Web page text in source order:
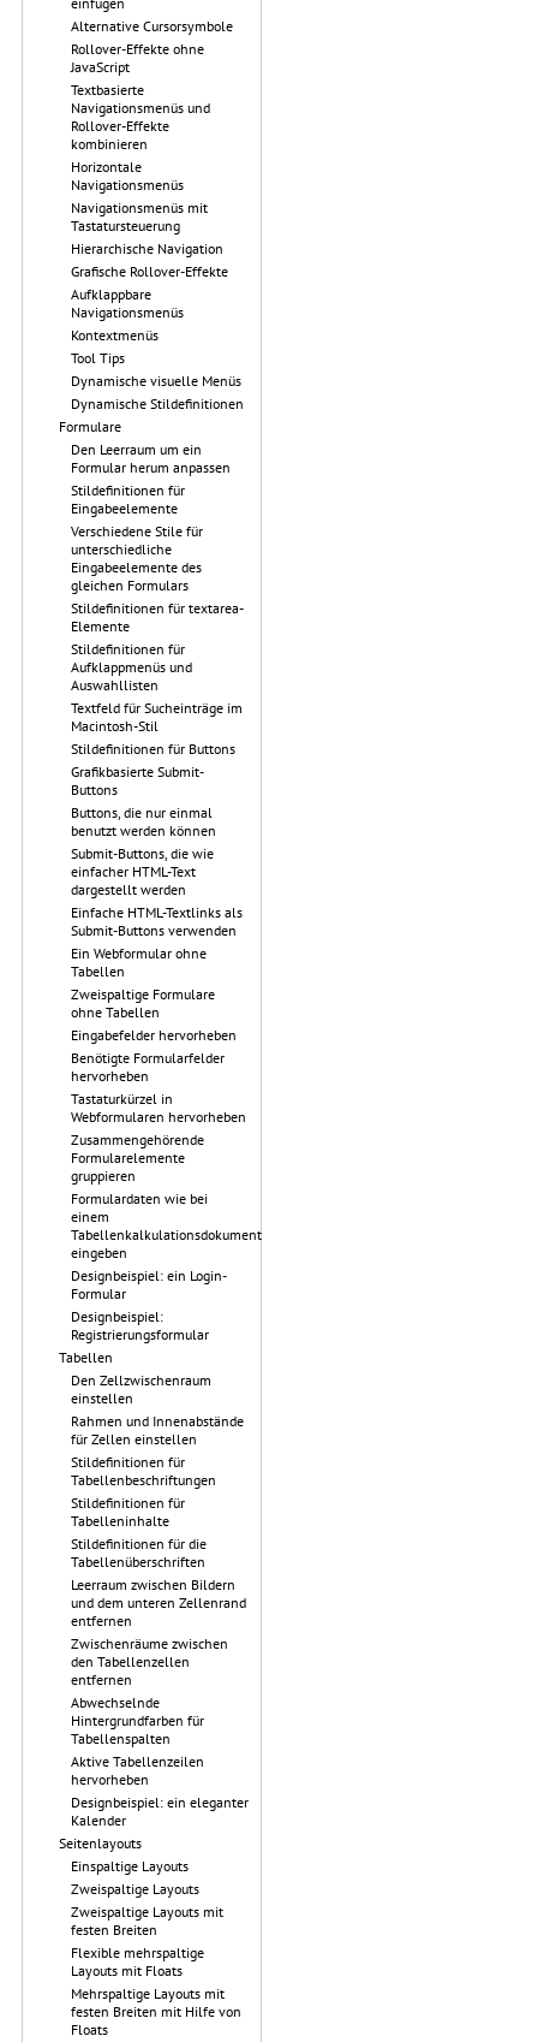
Alternative Cursorsymbole
Rollover-Effekte ohne
JavaScript
Textbasierte
Navigationsmenüs und
Rollover-Effekte
kombinieren
Horizontale
Navigationsmenüs
Navigationsmenüs mit
Tastatursteuerung
Hierarchische Navigation
Grafische Rollover-Effekte
Aufklappbare
Navigationsmenüs
Kontextmenüs
Tool Tips
Dynamische visuelle Menüs
Dynamische Stildefinitionen
Formulare
Den Leerraum um ein
Formular herum anpassen
Stildefinitionen für
Eingabeelemente
Verschiedene Stile für
unterschiedliche
Eingabeelemente des
gleichen Formulars
Stildefinitionen für textarea-
Elemente
Stildefinitionen für
Aufklappmenüs und
Auswahllisten
Textfeld für Sucheinträge im
Macintosh-Stil
Stildefinitionen für Buttons
Grafikbasierte Submit-
Buttons
Buttons, die nur einmal
benutzt werden können
Submit-Buttons, die wie
einfacher HTML-Text
dargestellt werden
Einfache HTML-Textlinks als
Submit-Buttons verwenden
Ein Webformular ohne
Tabellen
Zweispaltige Formulare
ohne Tabellen
Eingabefelder hervorheben
Benötigte Formularfelder
hervorheben
Tastaturkürzel in
Webformularen hervorheben
Zusammengehörende
Formularelemente
gruppieren
Formulardaten wie bei
einem
Tabellenkalkulationsdokument
eingeben
Designbeispiel: ein Login-
Formular
Designbeispiel:
Registrierungsformular
Tabellen
Den Zellzwischenraum
einstellen
Rahmen und Innenabstände
für Zellen einstellen
Stildefinitionen für
Tabellenbeschriftungen
Stildefinitionen für
Tabelleninhalte
Stildefinitionen für die
Tabellenüberschriften
Leerraum zwischen Bildern
und dem unteren Zellenrand
entfernen
Zwischenräume zwischen
den Tabellenzellen
entfernen
Abwechselnde
Hintergrundfarben für
Tabellenspalten
Aktive Tabellenzeilen
hervorheben
Designbeispiel: ein eleganter
Kalender
Seitenlayouts
Einspaltige Layouts
Zweispaltige Layouts
Zweispaltige Layouts mit
festen Breiten
Flexible mehrspaltige
Layouts mit Floats
Mehrspaltige Layouts mit
festen Breiten mit Hilfe von
Floats